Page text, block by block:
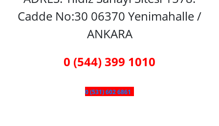
Cadde No:30 06370 Yenimahalle /
ANKARA
0 (544) 399 1010
0 (531) 602 6861